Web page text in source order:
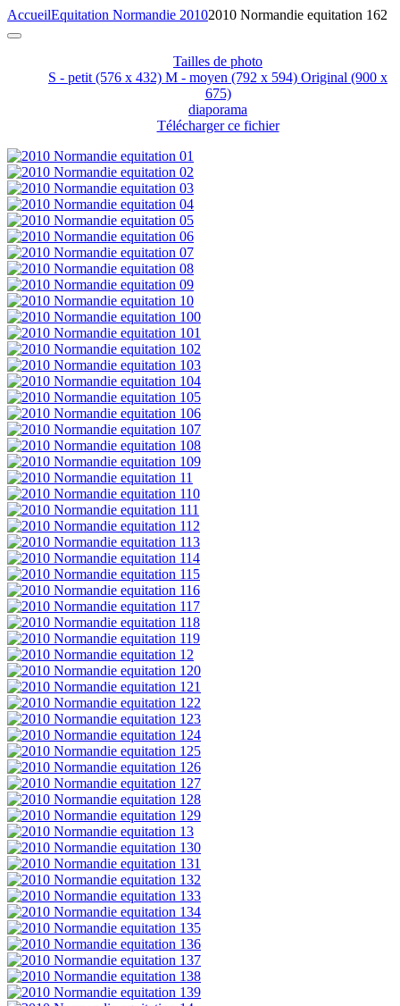
AccueilEquitation Normandie 20102010 Normandie equitation 162
Tailles de photo
S - petit (576 x 432) M - moyen (792 x 594) Original (900 x
675)
diaporama
Télécharger ce fichier